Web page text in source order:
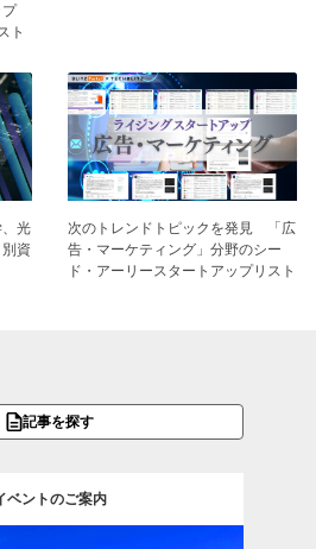
ト
光
資
次のトレンドトピックを発見 「広
告・マーケティング」分野のシー
ド・アーリースタートアップリスト
記事を探す
ベントのご案内